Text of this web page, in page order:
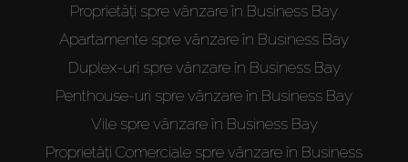
Proprietăți spre vânzare în Business Bay
Apartamente spre vânzare în Business Bay
Duplex-uri spre vânzare în Business Bay
Penthouse-uri spre vânzare în Business Bay
Vile spre vânzare în Business Bay
Proprietăți Comerciale spre vânzare în Business